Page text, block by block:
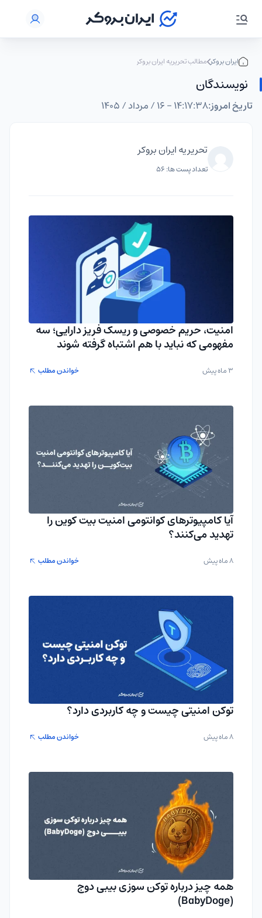
ایران بروکر مطالب تحریریه ایران بروکر
نویسندگان
تاریخ امروز:۱۴:۱۷:۳۹ - ۱۶ / مرداد / ۱۴۰۵
تحریریه ایران بروکر
تعداد پست ها: 56
امنیت، حریم خصوصی و ریسک فریز دارایی؛ سه
مفهومی که نباید با هم اشتباه گرفته شوند
3 ماه پیش خواندن مطلب
آیا کامپیوترهای کوانتومی امنیت بیت کوین را
تهدید می‌کنند؟
8 ماه پیش خواندن مطلب
توکن امنیتی چیست و چه کاربردی دارد؟
8 ماه پیش خواندن مطلب
همه چیز درباره توکن سوزی بیبی دوج
(BabyDoge)